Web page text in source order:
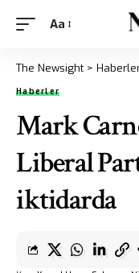
Aa
The Newsight >
Haberler
Mark
Liberal
iktidarda